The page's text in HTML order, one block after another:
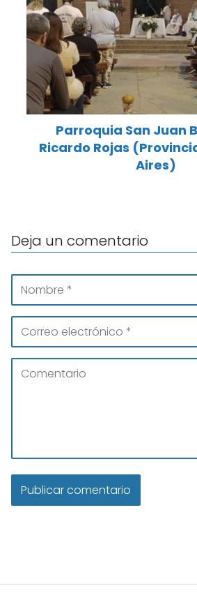
Parroquia San Juan
Ricardo Rojas
Aires)
Deja un comentario